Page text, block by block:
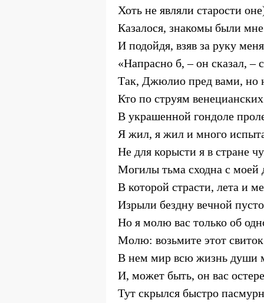
Хоть не являли старости
Казалося, знакомы были
И подойдя, взяв за руку
«Напрасно б, – он сказал, –
Так, Джюлио пред вами, но
Кто по струям
В украшенной гондоле
Я жил, я жил и много
Не для корысти я в стране
Могилы тьма сходна с моей
В которой страсти, лета и
Изрыли бездну вечной
Но я молю вас только об
Молю: возьмите этот
В нем мир всю жизнь души
И, может быть, он вас
Тут скрылся быстро